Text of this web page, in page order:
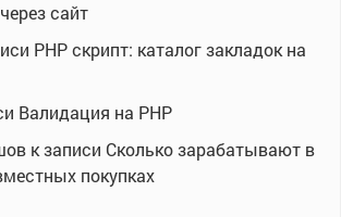
сайт
PHP скрипт: каталог закладок на
Валидация на PHP
к записи Сколько зарабатывают в
покупках